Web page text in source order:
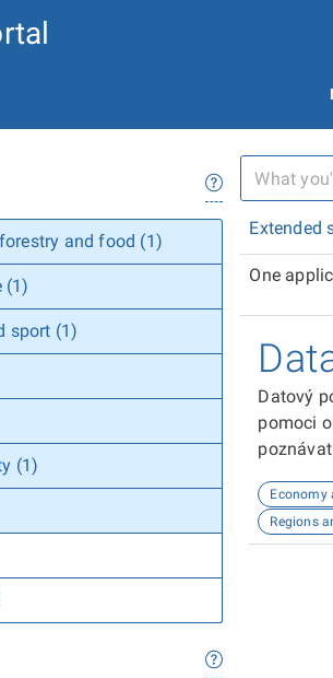
and food (1)
(1)
sport (1)
(1)
Extended
One
Datový
pomoci
Economy
Regions